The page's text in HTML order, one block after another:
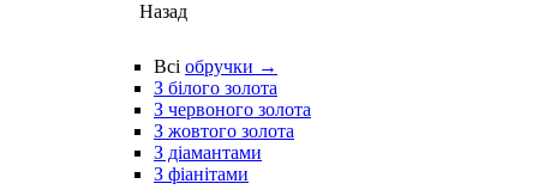
Назад
Всі обручки →
З білого золота
З червоного золота
З жовтого золота
З діамантами
З фіанітами